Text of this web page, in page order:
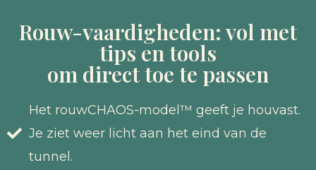
Rouw-vaardigheden: vol met
tips en tools
om direct toe te passen
Het rouwCHAOS-model™ geeft je houvast.
Je ziet weer licht aan het eind van de
tunnel.